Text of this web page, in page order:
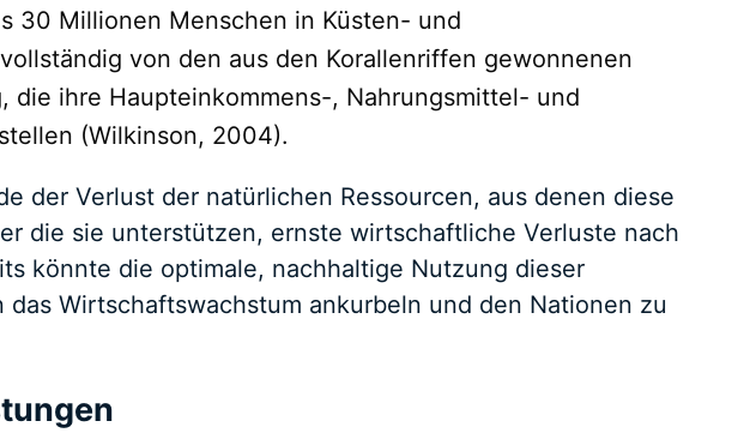
30 Millionen Menschen in Küsten- und
von den aus den Korallenriffen gewonnenen
die ihre Haupteinkommens-, Nahrungsmittel- und
(Wilkinson, 2004).
der Verlust der natürlichen Ressourcen, aus denen diese
die sie unterstützen, ernste wirtschaftliche Verluste nach
könnte die optimale, nachhaltige Nutzung dieser
das Wirtschaftswachstum ankurbeln und den Nationen zu